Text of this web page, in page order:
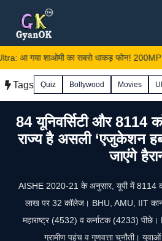
content
आ गया शाओमी का सबसे धाकड़ फोन! 200MP
Tags Quiz Bollywood Movies
84 यूनिवर्सिटी और 8114
राज्य है असली ‘एजुकेशन
जाएंगे
AISHE 2020-21 के अनुसार, यूपी में 8114
लाख पर 32 कॉलेज। BHU, AMU, IIT
महाराष्ट्र (4532) व कर्नाटक (4233)
ग्रामीण पहुंच व गुणवत्ता चुनौती।